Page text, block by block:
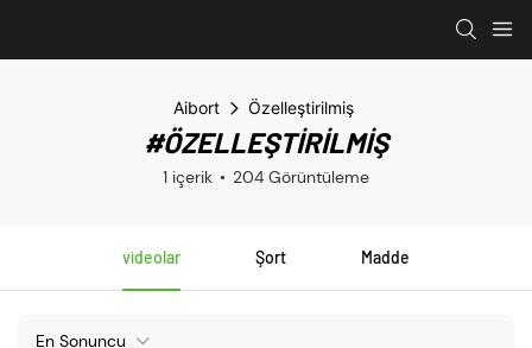
Aibort Özelleştirilmiş
#ÖZELLEŞTIRILMIŞ
1 içerik 204 Görüntüleme
videolar Şort Madde
En Sonuncu